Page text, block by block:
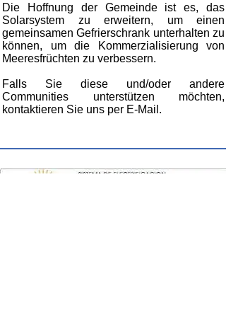
Die Hoffnung der Gemeinde ist es, das
Solarsystem zu erweitern, um einen
gemeinsamen Gefrierschrank unterhalten zu
können, um die Kommerzialisierung von
Meeresfrüchten zu verbessern.
Falls Sie diese und/oder andere
Communities unterstützen möchten,
kontaktieren Sie uns per E-Mail.